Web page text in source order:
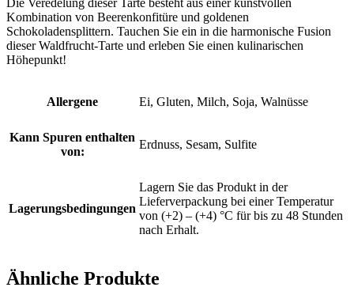
Kombination von Beerenkonfitüre und goldenen
Schokoladensplittern. Tauchen Sie ein in die harmonische Fusion
dieser Waldfrucht-Tarte und erleben Sie einen kulinarischen
Höhepunkt!
Allergene Ei, Gluten, Milch, Soja, Walnüsse
Kann Spuren enthalten
von:
Erdnuss, Sesam, Sulfite
Lagerungsbedingungen
Lagern Sie das Produkt in der
Lieferverpackung bei einer Temperatur
von (+2) – (+4) °C für bis zu 48 Stunden
nach Erhalt.
Ähnliche Produkte